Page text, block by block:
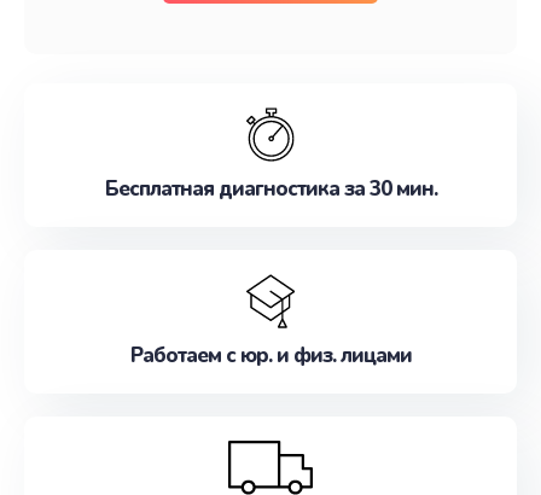
Бесплатная диагностика за 30 мин.
Работаем с юр. и физ. лицами